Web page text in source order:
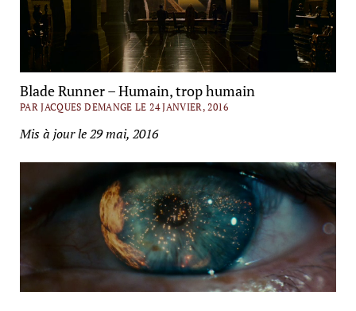
Blade Runner – Humain, trop humain
PAR JACQUES DEMANGE LE 24 JANVIER, 2016
Mis à jour le 29 mai, 2016